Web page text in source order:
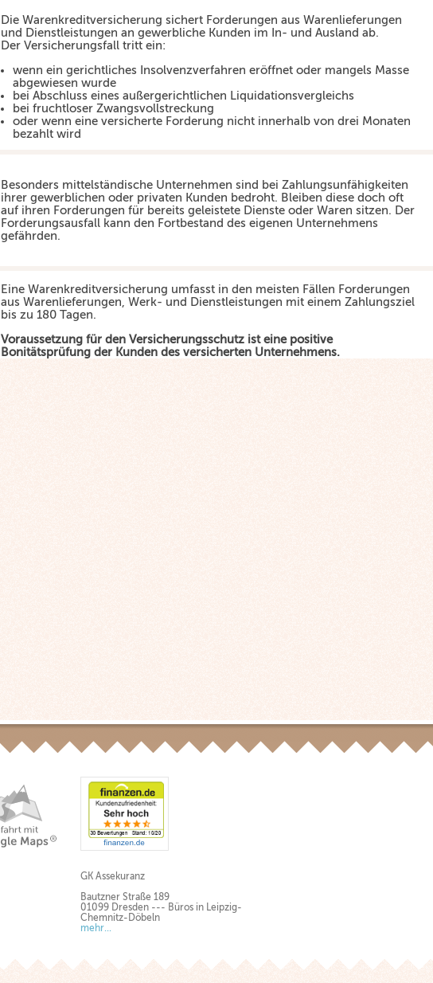
Die Warenkreditversicherung sichert Forderungen aus Warenlieferungen
und Dienstleistungen an gewerbliche Kunden im In- und Ausland ab.
Der Versicherungsfall tritt ein:
wenn ein gerichtliches Insolvenzverfahren eröffnet oder mangels Masse
abgewiesen wurde
bei Abschluss eines außergerichtlichen Liquidationsvergleichs
bei fruchtloser Zwangsvollstreckung
oder wenn eine versicherte Forderung nicht innerhalb von drei Monaten
bezahlt wird
Besonders mittelständische Unternehmen sind bei Zahlungsunfähigkeiten
ihrer gewerblichen oder privaten Kunden bedroht. Bleiben diese doch oft
auf ihren Forderungen für bereits geleistete Dienste oder Waren sitzen. Der
Forderungsausfall kann den Fortbestand des eigenen Unternehmens
gefährden.
Eine Warenkreditversicherung umfasst in den meisten Fällen Forderungen
aus Warenlieferungen, Werk- und Dienstleistungen mit einem Zahlungsziel
bis zu 180 Tagen.
Voraussetzung für den Versicherungsschutz ist eine positive
Bonitätsprüfung der Kunden des versicherten Unternehmens.
GK Assekuranz
Bautzner Straße 189
01099 Dresden --- Büros in Leipzig-
Chemnitz-Döbeln
mehr...